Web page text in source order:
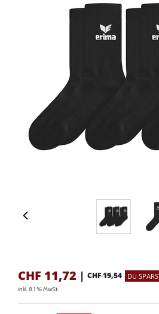
CHF 11,72 | CHF 19,54 DU
inkl. 8.1 % MwSt.